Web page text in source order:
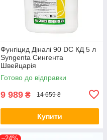
Фунгіцид Діналі 90 DC КД 5 л
Syngenta Сингента
Швейцарія
Готово до відправки
9 989 ₴ 14 659 ₴
Купити
–24%